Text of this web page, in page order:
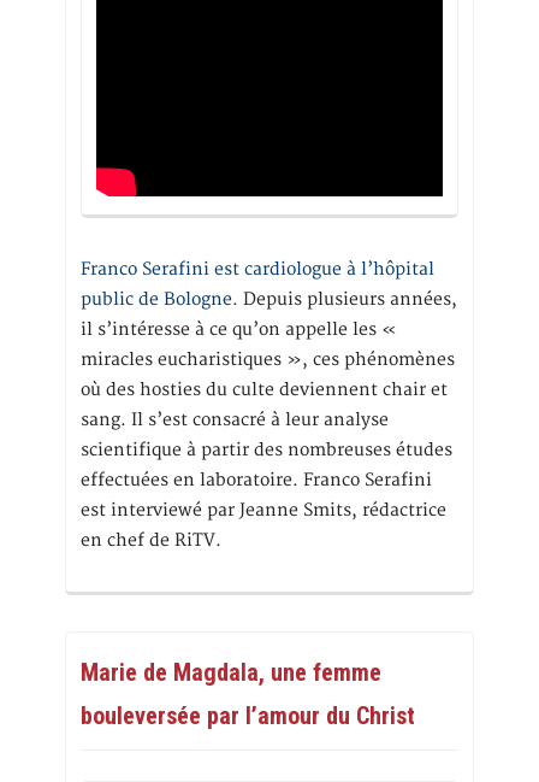
Franco Serafini est cardiologue à l’hôpital
public de Bologne. Depuis plusieurs années,
il s’intéresse à ce qu’on appelle les «
miracles eucharistiques », ces phénomènes
où des hosties du culte deviennent chair et
sang. Il s’est consacré à leur analyse
scientifique à partir des nombreuses études
effectuées en laboratoire. Franco Serafini
est interviewé par Jeanne Smits, rédactrice
en chef de RiTV.
Marie de Magdala, une femme
bouleversée par l’amour du Christ